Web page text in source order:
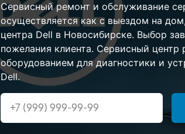
Сервисный ремонт и обслуживание
осуществляется как с выездом на
центра Dell в Новосибирске. Выбор
пожелания клиента. Сервисный
оборудованием для диагностики и
Dell.